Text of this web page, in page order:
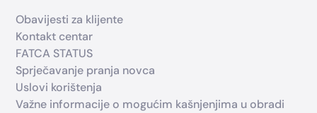
Obavijesti za klijente
Kontakt centar
FATCA STATUS
Sprječavanje pranja novca
Uslovi korištenja
Važne informacije o mogućim kašnjenjima u obradi